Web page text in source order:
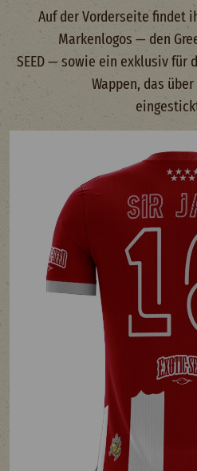
Auf der Vorderseite findet
Markenlogos — den
SEED — sowie ein exklusiv für
Wappen, das